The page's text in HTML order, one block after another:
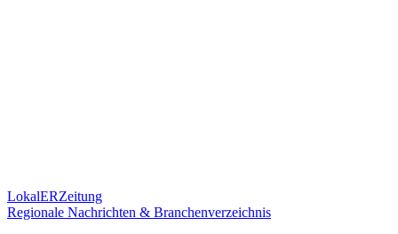
LokalERZeitung
Regionale Nachrichten & Branchenverzeichnis